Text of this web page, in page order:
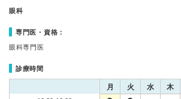
眼科
専門医・資格：
眼科専門医
診療時間
月 火 水 木